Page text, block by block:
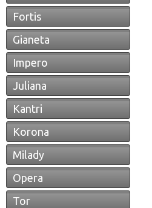
Fortis
Gianeta
Impero
Juliana
Kantri
Korona
Milady
Opera
Tor